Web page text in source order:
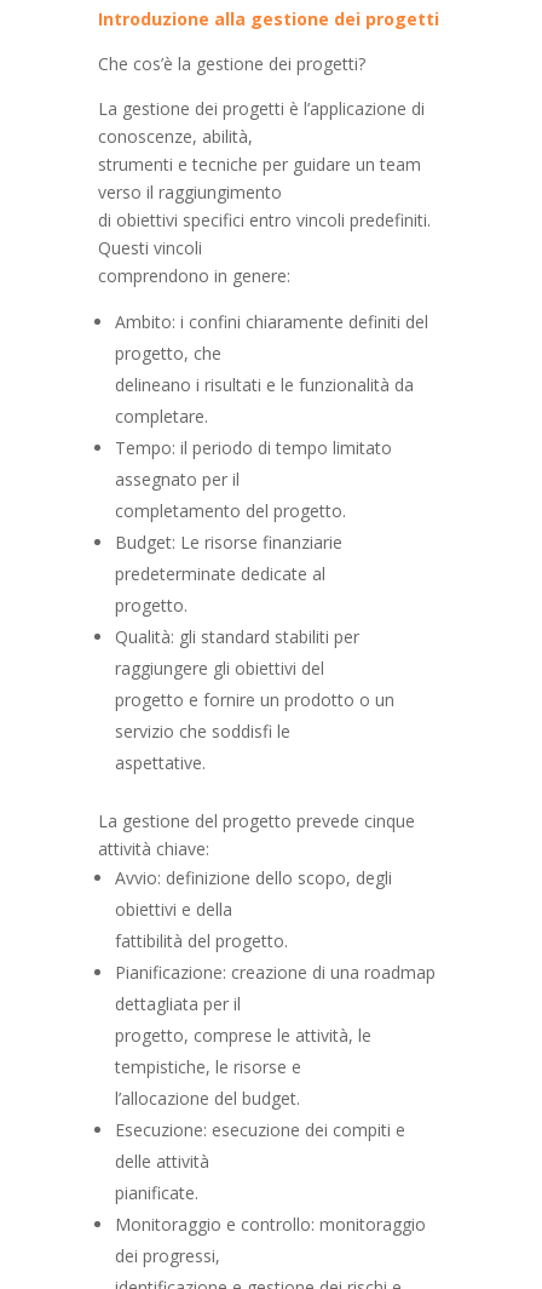
Introduzione alla gestione dei progetti
Che cos’è la gestione dei progetti?
La gestione dei progetti è l’applicazione di
conoscenze, abilità,
strumenti e tecniche per guidare un team
verso il raggiungimento
di obiettivi specifici entro vincoli predefiniti.
Questi vincoli
comprendono in genere:
Ambito: i confini chiaramente definiti del
progetto, che
delineano i risultati e le funzionalità da
completare.
Tempo: il periodo di tempo limitato
assegnato per il
completamento del progetto.
Budget: Le risorse finanziarie
predeterminate dedicate al
progetto.
Qualità: gli standard stabiliti per
raggiungere gli obiettivi del
progetto e fornire un prodotto o un
servizio che soddisfi le
aspettative.
La gestione del progetto prevede cinque
attività chiave:
Avvio: definizione dello scopo, degli
obiettivi e della
fattibilità del progetto.
Pianificazione: creazione di una roadmap
dettagliata per il
progetto, comprese le attività, le
tempistiche, le risorse e
l’allocazione del budget.
Esecuzione: esecuzione dei compiti e
delle attività
pianificate.
Monitoraggio e controllo: monitoraggio
dei progressi,